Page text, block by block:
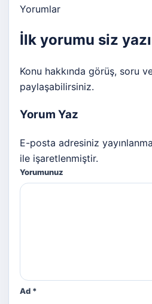
Yorumlar
İlk yorumu siz
Konu hakkında görüş, soru
paylaşabilirsiniz.
Yorum Yaz
E-posta adresiniz
ile işaretlenmiştir.
Yorumunuz
Ad *